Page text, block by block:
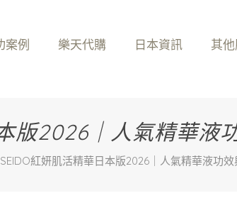
案例 樂天代購 日本資訊 其
版2026｜人氣精華液
紅妍肌活精華日本版2026｜人氣精華液功